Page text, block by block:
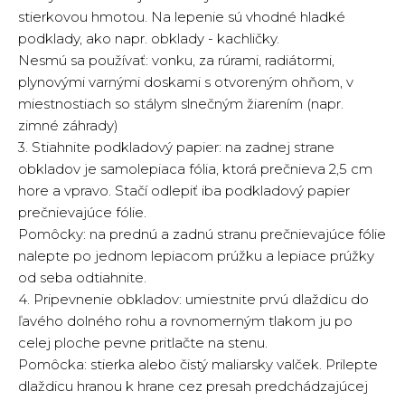
stierkovou hmotou. Na lepenie sú vhodné hladké
podklady, ako napr. obklady - kachličky.
Nesmú sa používať: vonku, za rúrami, radiátormi,
plynovými varnými doskami s otvoreným ohňom, v
miestnostiach so stálym slnečným žiarením (napr.
zimné záhrady)
3. Stiahnite podkladový papier: na zadnej strane
obkladov je samolepiaca fólia, ktorá prečnieva 2,5 cm
hore a vpravo. Stačí odlepiť iba podkladový papier
prečnievajúce fólie.
Pomôcky: na prednú a zadnú stranu prečnievajúce fólie
nalepte po jednom lepiacom prúžku a lepiace prúžky
od seba odtiahnite.
4. Pripevnenie obkladov: umiestnite prvú dlaždicu do
ľavého dolného rohu a rovnomerným tlakom ju po
celej ploche pevne pritlačte na stenu.
Pomôcka: stierka alebo čistý maliarsky valček. Prilepte
dlaždicu hranou k hrane cez presah predchádzajúcej